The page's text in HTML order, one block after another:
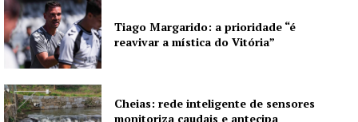
Artigos
Edição Digital
Europa
Grande Entrevista
Publicidade
Tiago Margarido: a prioridade “é
reavivar a mística do Vitória”
Cheias: rede inteligente de sensores
monitoriza caudais e antecipa